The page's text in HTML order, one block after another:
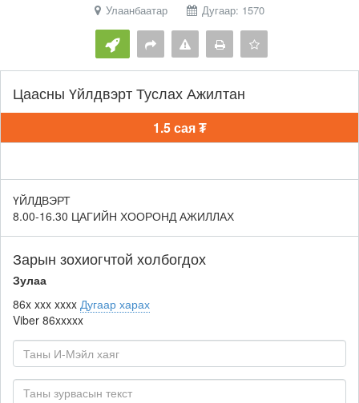
Улаанбаатар Дугаар: 1570
Цаасны Үйлдвэрт Туслах Ажилтан
1.5 сая ₮
ҮЙЛДВЭРТ
8.00-16.30 ЦАГИЙН ХООРОНД АЖИЛЛАХ
Зарын зохиогчтой холбогдох
Зулаа
86x xxx xxxx Дугаар харах
Viber 86xxxxx